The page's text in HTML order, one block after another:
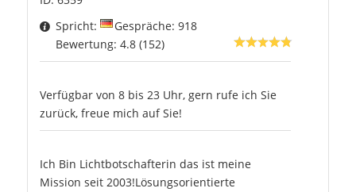
Spricht:
Gespräche: 918
Bewertung: 4.8 (152)
Verfügbar von 8 bis 23 Uhr, gern rufe ich Sie
zurück, freue mich auf Sie!
Ich Bin Lichtbotschafterin das ist meine
Mission seit 2003!Lösungsorientierte